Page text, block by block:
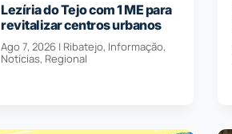
Lezíria do Tejo com 1 ME para
revitalizar centros urbanos
Ago 7, 2026 | Ribatejo, Informação,
Notícias, Regional